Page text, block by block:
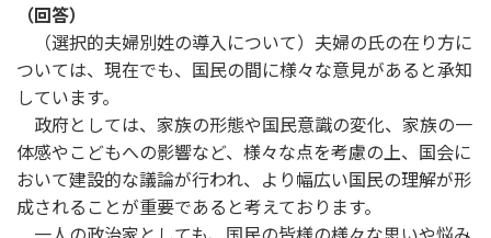
（回答）
（選択的夫婦別姓の導入について）夫婦の氏の在り方に
ついては、現在でも、国民の間に様々な意見があると承知
しています。
政府としては、家族の形態や国民意識の変化、家族の一
体感やこどもへの影響など、様々な点を考慮の上、国会に
おいて建設的な議論が行われ、より幅広い国民の理解が形
成されることが重要であると考えております。